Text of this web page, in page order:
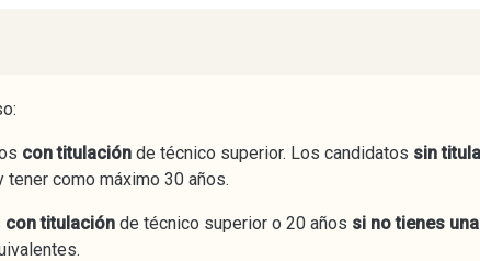
con titulación de técnico superior. Los candidatos sin
como máximo 30 años.
con titulación de técnico superior o 20 años si no tienes